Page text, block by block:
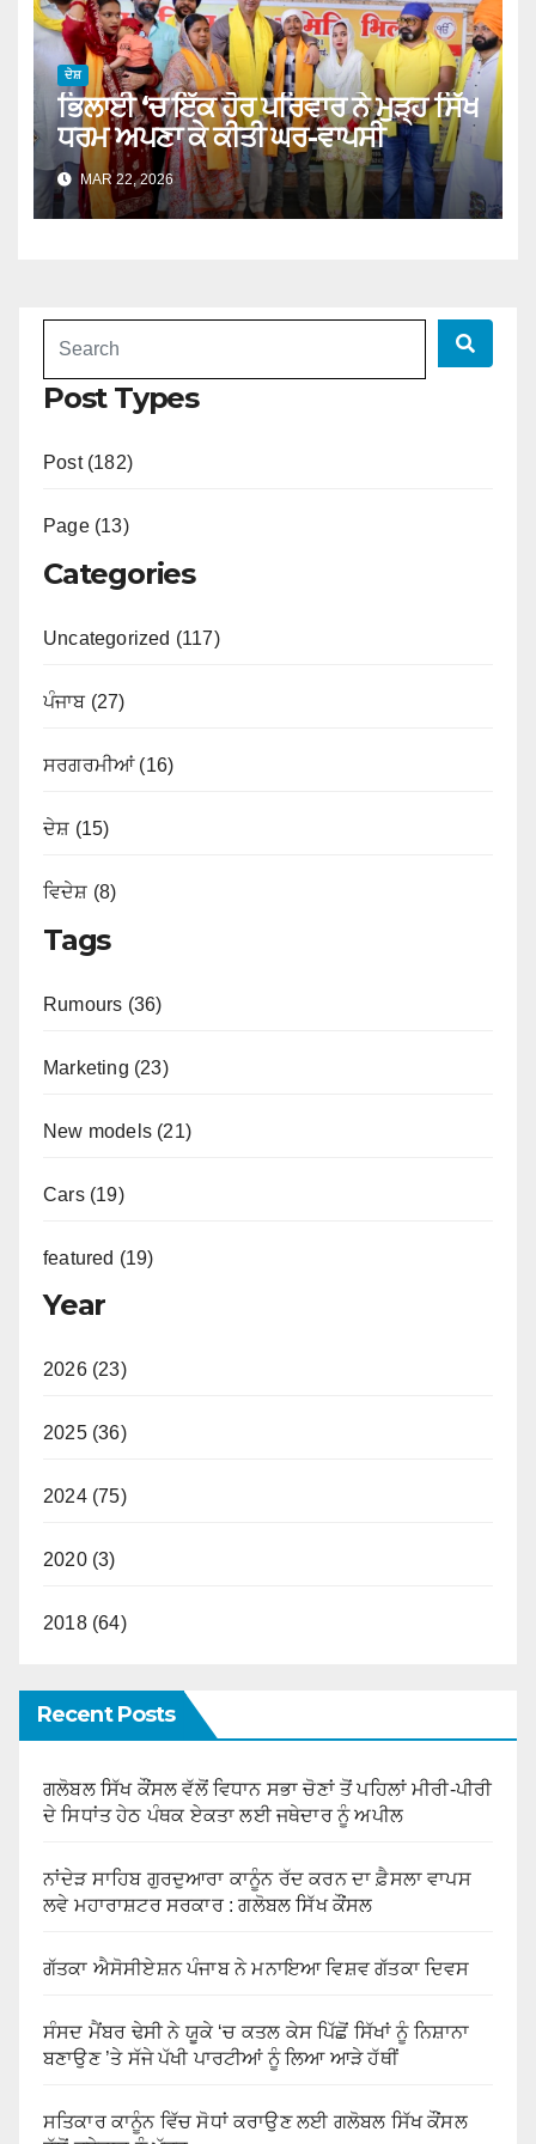
ਦੇਸ਼
ਭਿਲਾਈ ‘ਚ ਇੱਕ ਹੋਰ ਪਰਿਵਾਰ ਨੇ ਮੁੜ੍ਹ ਸਿੱਖ
ਧਰਮ ਅਪਣਾ ਕੇ ਕੀਤੀ ਘਰ-ਵਾਪਸੀ
MAR 22, 2026
Post Types
Post (182)
Page (13)
Categories
Uncategorized (117)
ਪੰਜਾਬ (27)
ਸਰਗਰਮੀਆਂ (16)
ਦੇਸ਼ (15)
ਵਿਦੇਸ਼ (8)
Tags
Rumours (36)
Marketing (23)
New models (21)
Cars (19)
featured (19)
Year
2026 (23)
2025 (36)
2024 (75)
2020 (3)
2018 (64)
Recent Posts
ਗਲੋਬਲ ਸਿੱਖ ਕੌਂਸਲ ਵੱਲੋਂ ਵਿਧਾਨ ਸਭਾ ਚੋਣਾਂ ਤੋਂ ਪਹਿਲਾਂ ਮੀਰੀ-ਪੀਰੀ
ਦੇ ਸਿਧਾਂਤ ਹੇਠ ਪੰਥਕ ਏਕਤਾ ਲਈ ਜਥੇਦਾਰ ਨੂੰ ਅਪੀਲ
ਨਾਂਦੇੜ ਸਾਹਿਬ ਗੁਰਦੁਆਰਾ ਕਾਨੂੰਨ ਰੱਦ ਕਰਨ ਦਾ ਫ਼ੈਸਲਾ ਵਾਪਸ
ਲਵੇ ਮਹਾਰਾਸ਼ਟਰ ਸਰਕਾਰ : ਗਲੋਬਲ ਸਿੱਖ ਕੌਂਸਲ
ਗੱਤਕਾ ਐਸੋਸੀਏਸ਼ਨ ਪੰਜਾਬ ਨੇ ਮਨਾਇਆ ਵਿਸ਼ਵ ਗੱਤਕਾ ਦਿਵਸ
ਸੰਸਦ ਮੈਂਬਰ ਢੇਸੀ ਨੇ ਯੂਕੇ ‘ਚ ਕਤਲ ਕੇਸ ਪਿੱਛੋਂ ਸਿੱਖਾਂ ਨੂੰ ਨਿਸ਼ਾਨਾ
ਬਣਾਉਣ ’ਤੇ ਸੱਜੇ ਪੱਖੀ ਪਾਰਟੀਆਂ ਨੂੰ ਲਿਆ ਆੜੇ ਹੱਥੀਂ
ਸਤਿਕਾਰ ਕਾਨੂੰਨ ਵਿੱਚ ਸੋਧਾਂ ਕਰਾਉਣ ਲਈ ਗਲੋਬਲ ਸਿੱਖ ਕੌਂਸਲ